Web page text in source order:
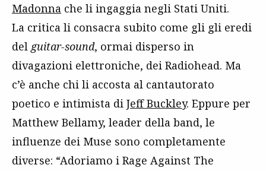
Madonna che li ingaggia negli Stati Uniti.
La critica li consacra subito come gli gli eredi
del guitar-sound, ormai disperso in
divagazioni elettroniche, dei Radiohead. Ma
c’è anche chi li accosta al cantautorato
poetico e intimista di Jeff Buckley. Eppure per
Matthew Bellamy, leader della band, le
influenze dei Muse sono completamente
diverse: “Adoriamo i Rage Against The